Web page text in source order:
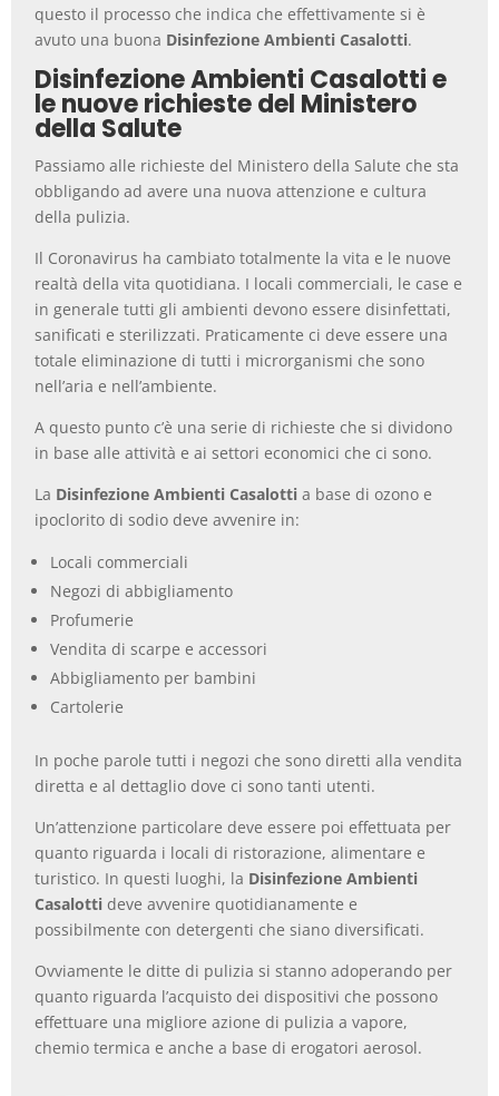
questo il processo che indica che effettivamente si è
avuto una buona Disinfezione Ambienti Casalotti.
Disinfezione Ambienti Casalotti e
le nuove richieste del Ministero
della Salute
Passiamo alle richieste del Ministero della Salute che sta
obbligando ad avere una nuova attenzione e cultura
della pulizia.
Il Coronavirus ha cambiato totalmente la vita e le nuove
realtà della vita quotidiana. I locali commerciali, le case e
in generale tutti gli ambienti devono essere disinfettati,
sanificati e sterilizzati. Praticamente ci deve essere una
totale eliminazione di tutti i microrganismi che sono
nell’aria e nell’ambiente.
A questo punto c’è una serie di richieste che si dividono
in base alle attività e ai settori economici che ci sono.
La Disinfezione Ambienti Casalotti a base di ozono e
ipoclorito di sodio deve avvenire in:
Locali commerciali
Negozi di abbigliamento
Profumerie
Vendita di scarpe e accessori
Abbigliamento per bambini
Cartolerie
In poche parole tutti i negozi che sono diretti alla vendita
diretta e al dettaglio dove ci sono tanti utenti.
Un’attenzione particolare deve essere poi effettuata per
quanto riguarda i locali di ristorazione, alimentare e
turistico. In questi luoghi, la Disinfezione Ambienti
Casalotti deve avvenire quotidianamente e
possibilmente con detergenti che siano diversificati.
Ovviamente le ditte di pulizia si stanno adoperando per
quanto riguarda l’acquisto dei dispositivi che possono
effettuare una migliore azione di pulizia a vapore,
chemio termica e anche a base di erogatori aerosol.